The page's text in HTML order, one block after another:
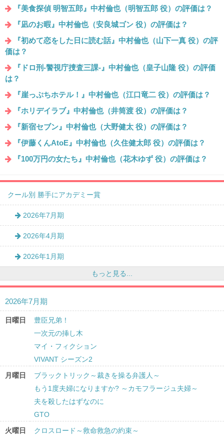
『美食探偵 明智五郎』中村倫也（明智五郎 役）の評価は？
『凪のお暇』中村倫也（安良城ゴン 役）の評価は？
『初めて恋をした日に読む話』中村倫也（山下一真 役）の評
価は？
『ドロ刑-警視庁捜査三課-』中村倫也（皇子山隆 役）の評価
は？
『崖っぷちホテル！』中村倫也（江口竜二 役）の評価は？
『ホリデイラブ』中村倫也（井筒渡 役）の評価は？
『新宿セブン』中村倫也（大野健太 役）の評価は？
『伊藤くんAtoE』中村倫也（久住健太郎 役）の評価は？
『100万円の女たち』中村倫也（花木ゆず 役）の評価は？
クール別 勝手にアカデミー賞
2026年7月期
2026年4月期
2026年1月期
もっと見る...
2026年7月期
日曜日
豊臣兄弟！
一次元の挿し木
マイ・フィクション
VIVANT シーズン2
月曜日
ブラックトリック～裁きを操る弁護人～
もう1度夫婦になりますか? ～カモフラージュ夫婦～
夫を殺したはずなのに
GTO
火曜日
クロスロード～救命救急の約束～